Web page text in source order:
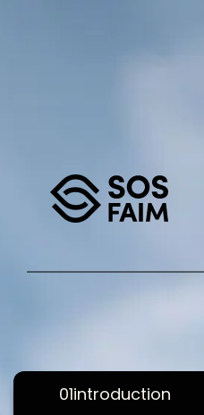
01introduction